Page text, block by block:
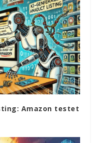
Amazon testet